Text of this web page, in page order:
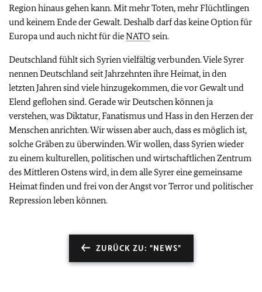
Region hinaus gehen kann. Mit mehr Toten, mehr Flüchtlingen
und keinem Ende der Gewalt. Deshalb darf das keine Option für
Europa und auch nicht für dieNATO sein.
Deutschland fühlt sich Syrien vielfältig verbunden. Viele Syrer
nennen Deutschland seit Jahrzehnten ihre Heimat, in den
letzten Jahren sind viele hinzugekommen, die vor Gewalt und
Elend geflohen sind. Gerade wir Deutschen können ja
verstehen, was Diktatur, Fanatismus und Hass in den Herzen der
Menschen anrichten. Wir wissen aber auch, dass es möglich ist,
solche Gräben zu überwinden. Wir wollen, dass Syrien wieder
zu einem kulturellen, politischen und wirtschaftlichen Zentrum
des Mittleren Ostens wird, in dem alle Syrer eine gemeinsame
Heimat finden und frei von der Angst vor Terror und politischer
Repression leben können.
ZURÜCK ZU: "NEWS"